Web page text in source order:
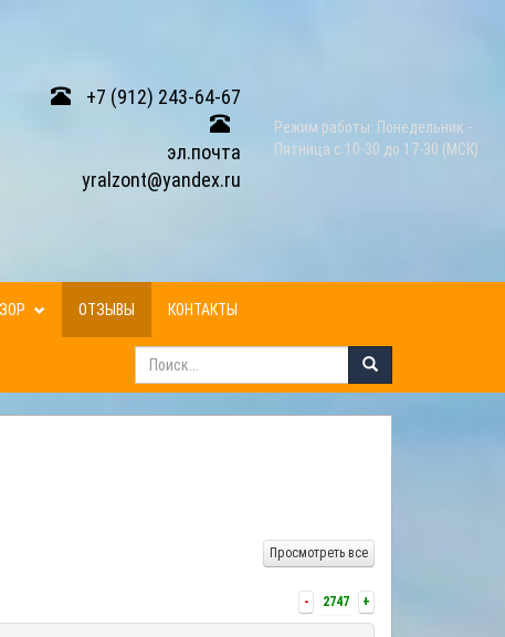
+7 (912) 243-64-67
эл.почта
yralzont@yandex.ru
Режим работы: Понедельник -
Пятница с 10-30 до 17-30 (МСК)
ОТЗЫВЫ КОНТАКТЫ
Просмотреть все
- 2747 +